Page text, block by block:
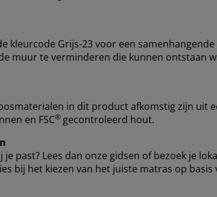
kleurcode Grijs-23 voor een
muur te verminderen die kunnen ontstaan
in dit product afkomstig zijn uit
en FSC® gecontroleerd hout.
past? Lees dan onze gidsen of bezoek je
bij het kiezen van het juiste matras op